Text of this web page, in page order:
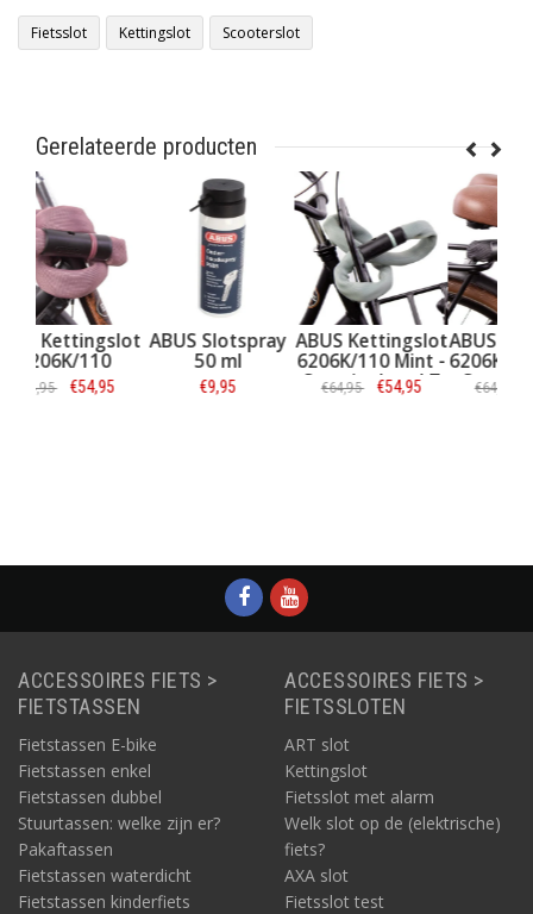
Fietsslot Kettingslot Scooterslot
Gerelateerde producten
ABUS Slotspray
50 ml
€9,95
ABUS Kettingslot
6206K/110 Mint -
Security Level 7
€64,95
ABUS Kettingslot
6206K/110 Zwart
- Security Level 7
€64,95
ACCESSOIRES FIETS >
FIETSTASSEN
Fietstassen E-bike
Fietstassen enkel
Fietstassen dubbel
Stuurtassen: welke zijn er?
Pakaftassen
Fietstassen waterdicht
Fietstassen kinderfiets
ACCESSOIRES FIETS >
FIETSSLOTEN
ART slot
Kettingslot
Fietsslot met alarm
Welk slot op de (elektrische)
fiets?
AXA slot
Fietsslot test